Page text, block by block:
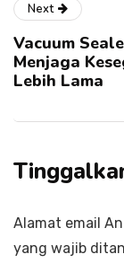
Next
Vacuum
Menjaga
Lebih Lama
Alamat email
yang wajib